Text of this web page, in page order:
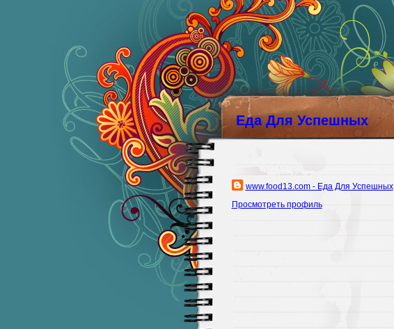
Еда Для Успешных
www.food13.com - Еда Для Успешных
Просмотреть профиль